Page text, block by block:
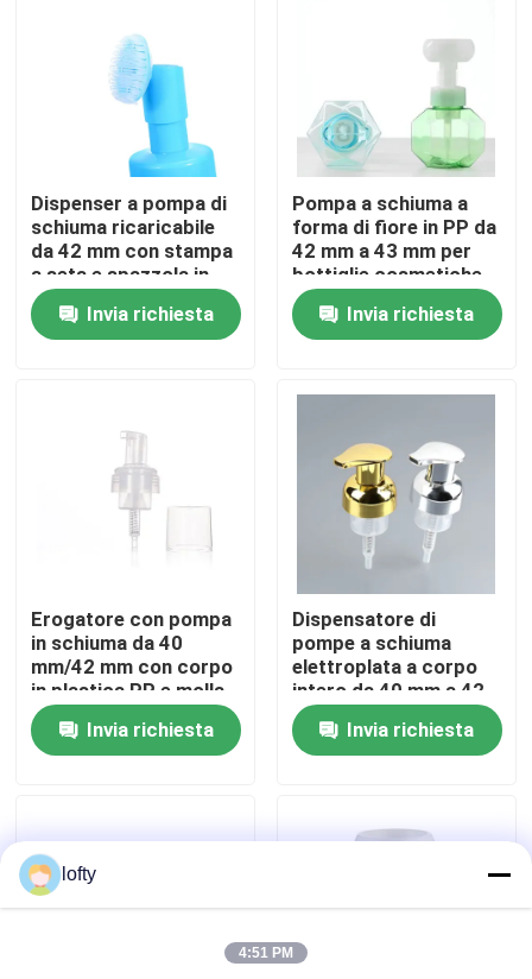
Casa
Circa noi
Controllo di qualità
Contattici
Casi
mini spruzzatore di innesco
Dispenser a pompa di
schiuma ricaricabile
da 42 mm con stampa
a seta e spazzola in
silicone per la cura
della pelleInvia richiesta
Pompa a schiuma a
forma di fiore in PP da
42 mm a 43 mm per
bottiglie cosmetiche
Invia richiesta
Erogatore con pompa
in schiuma da 40
mm/42 mm con corpo
in plastica PP e molla
in acciaio inossidabile
SS304 per cosmetici
Invia richiesta
Dispensatore di
pompe a schiuma
elettroplata a corpo
intero da 40 mm a 42
mm con elevata
produzione di schiuma
per detergenti per il
Invia richiesta
lofty
4:51 PM